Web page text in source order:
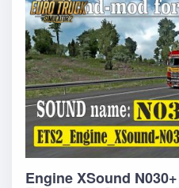
Engine XSound